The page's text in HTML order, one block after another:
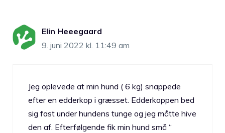
Elin Heeegaard
9. juni 2022 kl. 11:49 am
Jeg oplevede at min hund ( 6 kg) snappede
efter en edderkop i græsset. Edderkoppen bed
sig fast under hundens tunge og jeg måtte hive
den af. Efterfølgende fik min hund små “